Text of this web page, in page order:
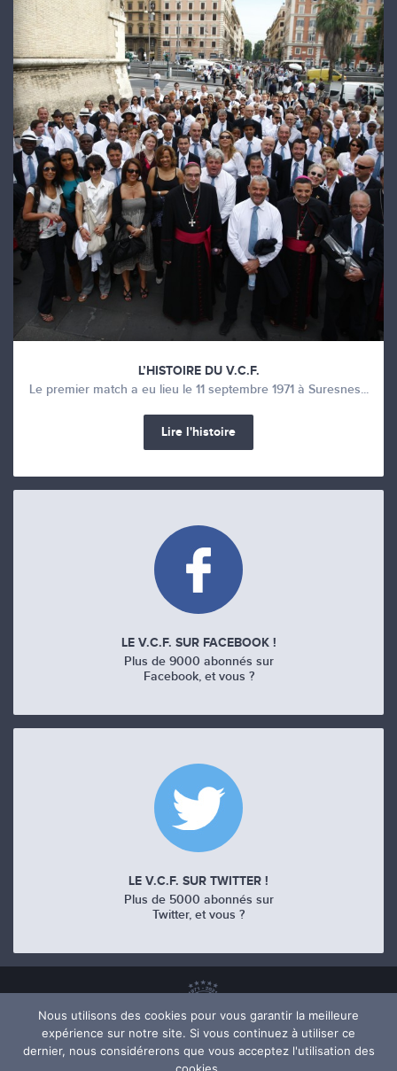
L’HISTOIRE DU V.C.F.
Le premier match a eu lieu le 11 septembre 1971 à Suresnes...
Lire l'histoire
LE V.C.F. SUR FACEBOOK !
Plus de 9000 abonnés sur
Facebook, et vous ?
LE V.C.F. SUR TWITTER !
Plus de 5000 abonnés sur
Twitter, et vous ?
Nous utilisons des cookies pour vous garantir la meilleure
expérience sur notre site. Si vous continuez à utiliser ce
dernier, nous considérerons que vous acceptez l'utilisation des